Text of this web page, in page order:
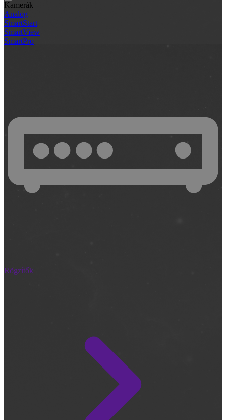
Kamerák
Analog
SmartStart
SmartView
SmartPro
Rögzítők